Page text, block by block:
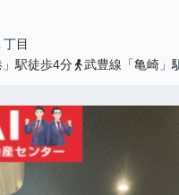
丁目
駅徒歩4分
武豊線「亀崎」